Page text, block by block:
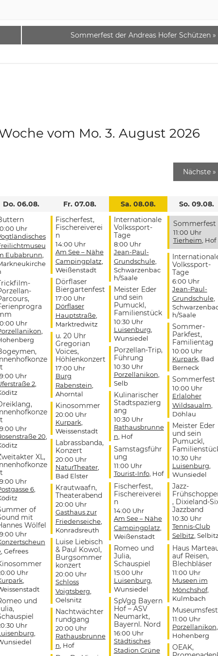
Sommerfest der Andreas Hofer Schützen »
vom Mo. 3. August 2026
Nächste »
Do. 06.08.
Uhr
Eubabrunn
Uhr
Uhr
2,
Uhr
20
XL,
Uhr
6,
of
mit
Wölfel
Uhr
, Gefrees
Uhr
und
Uhr
Fr. 07.08.
Fischerfest,
Fischereiverei
n
14:00 Uhr
Am See – Nähe
Campingplatz
Weißenstadt
Dörflaser
Biergartenfest
17:00 Uhr
Dörflaser
Hauptstraße,
Marktredwitz
u. 20 Uhr
Gregorian
Voices,
Höhlenkonzert
17:00 Uhr
Burg
Rabenstein
Ahorntal
Kinosommer
20:00 Uhr
Kurpark
Weissenstadt
Labrassbanda,
Konzert
20:00 Uhr
NaturTheater,
Bad Elster
Krautwaafn,
Theaterabend
20:00 Uhr
Gasthaus zur
Friedenseiche,
Konradsreuth
Luise Liebisch
& Paul Kowol,
Burgsommer
konzert
20:00 Uhr
Schloss
Voigtsberg
Oelsnitz
Nachtwächter
rundgang
20:00 Uhr
Rathausbrunne
n , Hof
Sa. 08.08.
Internationale
Volkssport-
Tage
8:00 Uhr
Jean-Paul-
Grundschule,
Schwarzenbac
h/Saale
Meister Eder
und sein
Pumuckl,
Familienstück
10:30 Uhr
Luisenburg
Wunsiedel
Porzellan-Trip,
Führung
10:30 Uhr
Porzellanikon
Selb
Kulinarischer
Stadtspazierg
ang
10:30 Uhr
Rathausbrunne
n , Hof
Samstagsführ
ung
11:00 Uhr
Tourist-Info, Hof
Fischerfest,
Fischereiverei
n
14:00 Uhr
Am See – Nähe
Campingplatz
Weißenstadt
Romeo und
Julia,
Schauspiel
15:00 Uhr
Luisenburg
Wunsiedel
SpVgg Bayern
Hof – ASV
Neumarkt,
Bayernl. Nord
16:00 Uhr
Städtisches
Stadion Grüne
So. 09.08.
Sommerfest
11:00 Uhr
Tierheim , Hof
Volkssport-
Tage
6:00 Uhr
Jean-Paul-
Grundschule,
h/Saale
Sommer-
Parkfest,
Familientag
10:00 Uhr
Kurpark , Bad
Berneck
Sommerfest
10:00 Uhr
Erlaloher
Wildsaualm
Döhlau
Meister Eder
und sein
Pumuckl,
10:30 Uhr
Luisenburg
Wunsiedel
Jazz-
, Dixieland-
Jazzband
10:30 Uhr
Tennis-Club
Selbitz ,
Haus
auf Reisen,
Blechbläser
11:00 Uhr
Museen im
Mönchshof,
Kulmbach
Museumsfest
11:00 Uhr
Porzellanikon
Hohenberg
OEAK,